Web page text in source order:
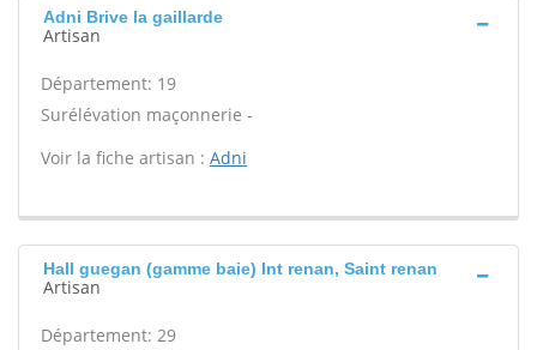
Adni Brive la gaillarde
Artisan
Département: 19
Surélévation maçonnerie -
Voir la fiche artisan : Adni
Hall guegan (gamme baie) Int renan, Saint renan
Artisan
Département: 29